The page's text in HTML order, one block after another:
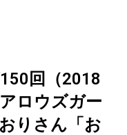
回（2018
ロウズガー
りさん「お